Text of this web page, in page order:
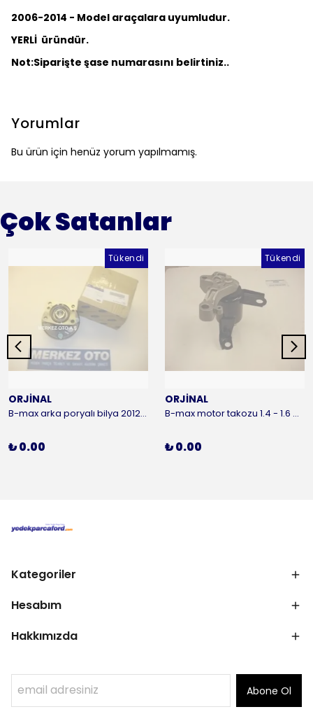
2006-2014 - Model araçalara uyumludur.
YERLİ üründür.
Not:Siparişte şase numarasını belirtiniz..
Yorumlar
Bu ürün için henüz yorum yapılmamış.
Çok Satanlar
Tükendi
ORJİNAL
B-max arka poryalı bilya 2012-2016 ORJİNAL
₺ 0.00
Tükendi
ORJİNAL
B-max motor takozu 1.4 - 1.6 benzinli 2012-2016 ORJİNAL
₺ 0.00
Kategoriler
Hesabım
Hakkımızda
Abone Ol